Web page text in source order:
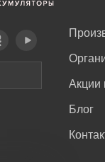
Акции
Блог